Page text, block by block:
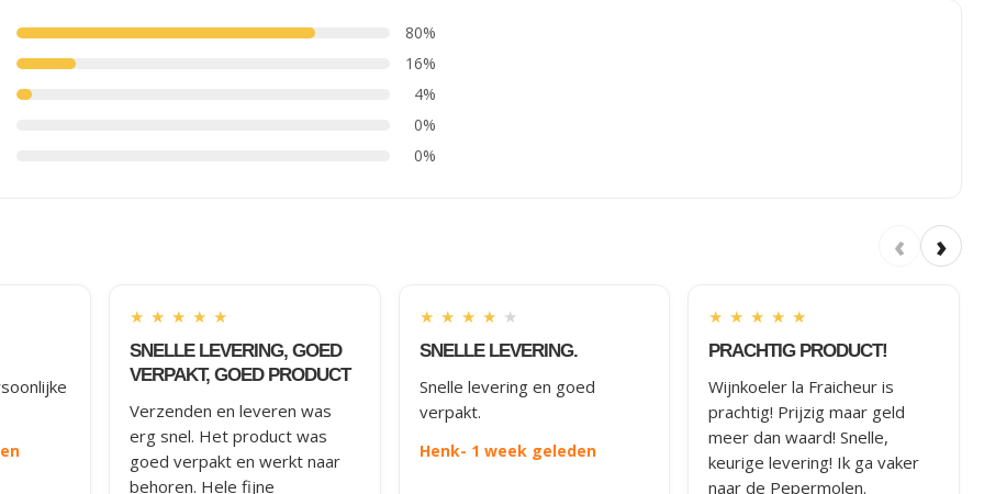
80%
16%
4%
0%
0%
‹ ›
★ ★ ★ ★ ★
SNELLE LEVERING, GOED
VERPAKT, GOED PRODUCT
Verzenden en leveren was
erg snel. Het product was
goed verpakt en werkt naar
behoren. Hele fijne
★ ★ ★ ★ ★
SNELLE LEVERING.
Snelle levering en goed
verpakt.
Henk- 1 week geleden
★ ★ ★ ★ ★
PRACHTIG PRODUCT!
Wijnkoeler la Fraicheur is
prachtig! Prijzig maar geld
meer dan waard! Snelle,
keurige levering! Ik ga vaker
naar de Pepermolen.